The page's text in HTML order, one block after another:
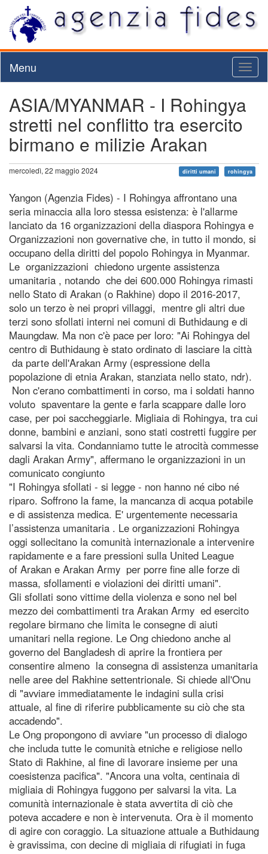
Menu
ASIA/MYANMAR - I Rohingya
stretti nel conflitto tra esercito
birmano e milizie Arakan
mercoledì, 22 maggio 2024 diritti umani rohingya
Yangon (Agenzia Fides) - I Rohingya affrontano una
seria minaccia alla loro stessa esistenza: è l'allarme
lanciato da 16 organizzazioni della diaspora Rohingya e
Organizzazioni non governative che, in tutto il mondo, si
occupano della diritti del popolo Rohingya in Myanmar.
Le organizzazioni chiedono urgente assistenza
umanitaria , notando che dei 600.000 Rohingya rimasti
nello Stato di Arakan (o Rakhine) dopo il 2016-2017,
solo un terzo è nei propri villaggi, mentre gli altri due
terzi sono sfollati interni nei comuni di Buthidaung e di
Maungdaw. Ma non c'è pace per loro: "Ai Rohingya del
centro di Buthidaung è stato ordinato di lasciare la città
da parte dell'Arakan Army (espressione della
popolazione di etnia Arakan, stanziata nello stato, ndr).
Non c'erano combattimenti in corso, ma i soldati hanno
voluto spaventare la gente e farla scappare dalle loro
case, per poi saccheggiarle. Migliaia di Rohingya, tra cui
donne, bambini e anziani, sono stati costretti fuggire per
salvarsi la vita. Condanniamo tutte le atrocità commesse
dagli Arakan Army", affermano le organizzazioni in un
comunicato congiunto
"I Rohingya sfollati - si legge - non hanno né cibo né
riparo. Soffrono la fame, la mancanza di acqua potabile
e di assistenza medica. E' urgentemente necessaria
l’assistenza umanitaria . Le organizzazioni Rohingya
oggi sollecitano la comunità internazionale a intervenire
rapidamente e a fare pressioni sulla United League
of Arakan e Arakan Army per porre fine alle forze di
massa, sfollamenti e violazioni dei diritti umani".
Gli sfollati sono vittime della violenza e sono nel bel
mezzo dei combattimenti tra Arakan Army ed esercito
regolare birmano che limita le consegne di aiuti
umanitari nella regione. Le Ong chiedono anche al
governo del Bangladesh di aprire la frontiera per
consentire almeno la consegna di assistenza umanitaria
nelle aree del Rakhine settentrionale. Si chiede all'Onu
di "avviare immediatamente le indagini sulla crisi
attuale, al fine di riferire pubblicamente su ciò che sta
accadendo".
Le Ong propongono di avviare "un processo di dialogo
che includa tutte le comunità etniche e religiose nello
Stato di Rakhine, al fine di lavorare insieme per una
coesistenza pacifica". "Ancora una volta, centinaia di
migliaia di Rohingya fuggono per salvarsi la vita. La
comunità internazionale è stata avvertita di ciò che
poteva accadere e non è intervenuta. Ora è il momento
di agire con coraggio. La situazione attuale a Buthidaung
è gravissima, con decine di migliaia di rifugiati in fuga